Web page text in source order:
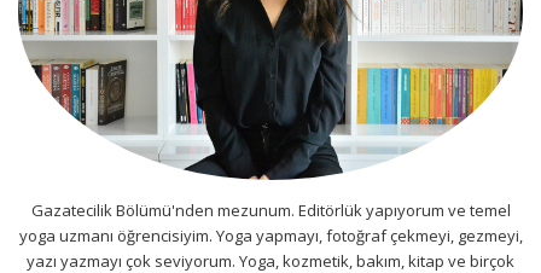
Gazatecilik Bölümü'nden mezunum. Editörlük yapıyorum ve temel
yoga uzmanı öğrencisiyim. Yoga yapmayı, fotoğraf çekmeyi, gezmeyi,
yazı yazmayı çok seviyorum. Yoga, kozmetik, bakım, kitap ve birçok